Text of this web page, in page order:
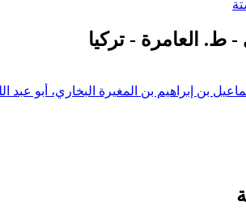
ط. العامرة - تركيا
بن إبراهيم بن المغيرة البخاري، أبو عبد